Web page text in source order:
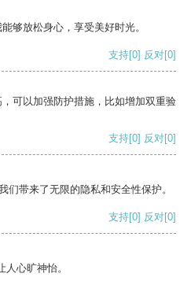
够放松身心，享受美好时光。
支持[0] 反对[0]
可以加强防护措施，比如增加双重验
支持[0] 反对[0]
们带来了无限的隐私和安全性保护。
支持[0] 反对[0]
心旷神怡。